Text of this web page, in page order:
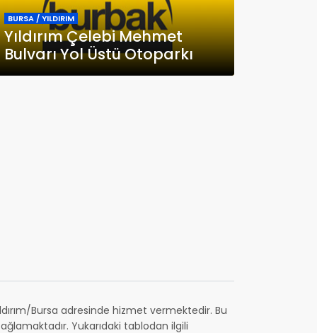
BURSA / YILDIRIM
Yıldırım Çelebi Mehmet
Bulvarı Yol Üstü Otoparkı
Bursa adresinde hizmet vermektedir. Bu
Yukarıdaki tablodan ilgili